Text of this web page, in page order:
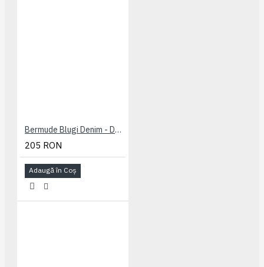
Bermude Blugi Denim - Denim Cargo Shorts - 2XL 3XL 4XL 5XL 6XL 7XL
205 RON
Adaugă în Coş